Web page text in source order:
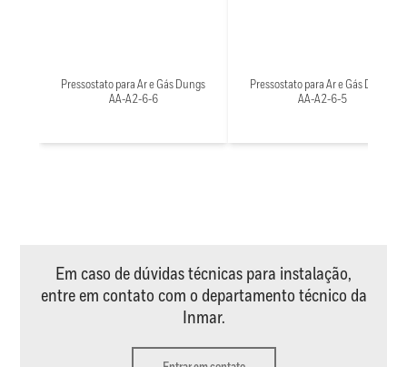
Pressostato para Ar e Gás Dungs
AA-A2-6-6
Pressostato para Ar e Gás Dungs
AA-A2-6-5
Em caso de dúvidas técnicas para instalação,
entre em contato com o departamento técnico da
Inmar.